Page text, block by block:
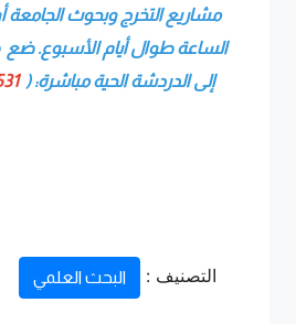
مشاريع التخرج وبحوث الجامعة
الساعة طوال أيام الأسبوع.ضع
إلى الدردشة الحية مباشرة: (
التصنيف : البحث العلمي